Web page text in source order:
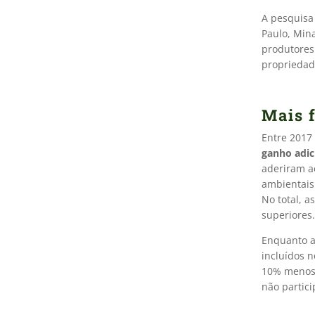
A
Paulo,
Mais
Entre
ganho
aderiram
No total,
superiores.
Enquanto
incluídos
10%
não